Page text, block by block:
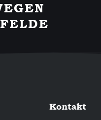
a
Kontakt